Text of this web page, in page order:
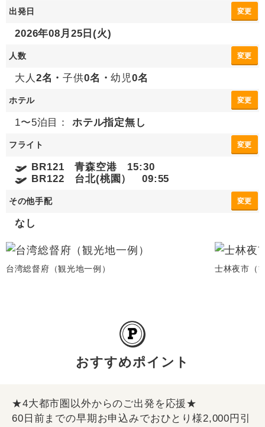
出発日 変更
2026年08月25日(火)
人数 変更
大人 2名・子供0名・幼児0名
ホテル 変更
1〜5泊目： ホテル指定無し
フライト 変更
BR121 青森空港 15:30
BR122 台北(桃園） 09:55
その他手配 変更
なし
台湾総督府（観光地一例） 士林夜市（
おすすめポイント
★4大都市圏以外からのご出発を応援★
60日前までの早期お申込みでおひとり様2,000円引